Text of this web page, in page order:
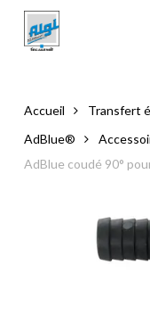
main
Accueil Transfert
AdBlue®
AdBlue coudé 90°